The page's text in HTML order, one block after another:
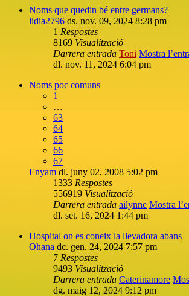
Noms que quedin bé entre germans?
lidia2796 ds. nov. 09, 2024 8:28 pm
1 Respostes
8169 Visualització
Darrera entrada Toni Mostra
dl. nov. 11, 2024 6:04 pm
Noms poc comuns
1
…
63
64
65
66
67
Enyam dl. juny 02, 2008 5:02 pm
1333 Respostes
556919 Visualització
Darrera entrada ailynne Mostra
dl. set. 16, 2024 1:44 pm
Hospital on es coneix la llevadora abans
Ohana dc. gen. 24, 2024 7:57 pm
7 Respostes
9493 Visualització
Darrera entrada Caterinamore
dg. maig 12, 2024 9:12 pm